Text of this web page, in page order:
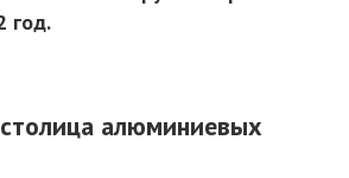
год.
алюминиевых